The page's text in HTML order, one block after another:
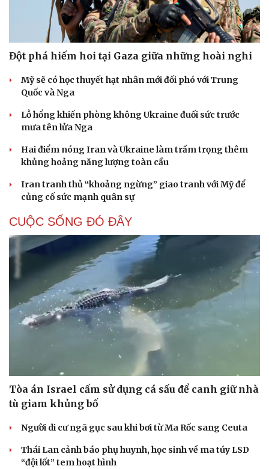
Đột phá hiếm hoi tại Gaza giữa những hoài nghi
Mỹ sẽ có học thuyết hạt nhân mới đối phó với Trung
Quốc và Nga
Lỗ hổng khiến phòng không Ukraine đuối sức trước
mưa tên lửa Nga
Hai điểm nóng Iran và Ukraine làm trầm trọng thêm
khủng hoảng năng lượng toàn cầu
Iran tranh thủ “khoảng ngừng” giao tranh với Mỹ để
củng cố sức mạnh quân sự
CUỘC SỐNG ĐÓ ĐÂY
Tòa án Israel cấm sử dụng cá sấu để canh giữ nhà
tù giam khủng bố
Người di cư ngã gục sau khi bơi từ Ma Rốc sang Ceuta
Thái Lan cảnh báo phụ huynh, học sinh về ma túy LSD
“đội lốt” tem hoạt hình